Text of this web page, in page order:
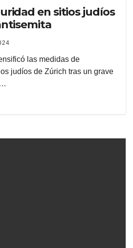
en sitios judíos
las medidas de
judíos de Zúrich tras un grave